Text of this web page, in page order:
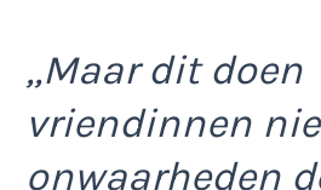
,,Maar dit doen
vriendinnen
onwaarheden